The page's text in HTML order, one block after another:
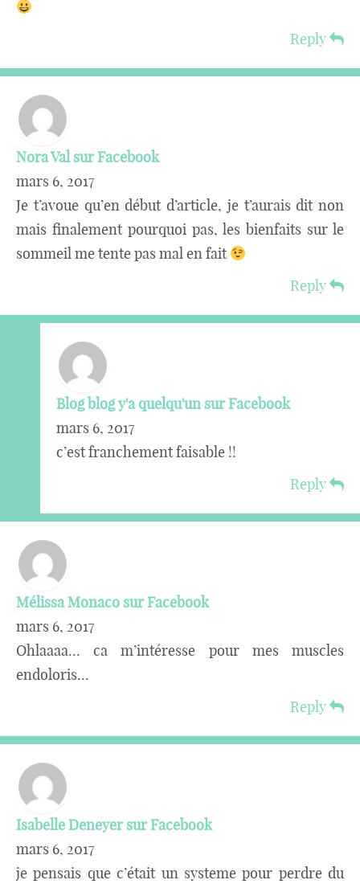
Reply
Nora Val sur Facebook
mars 6, 2017
Je t’avoue qu’en début d’article, je t’aurais dit non
mais finalement pourquoi pas, les bienfaits sur le
sommeil me tente pas mal en fait
Reply
Blog blog y'a quelqu'un sur Facebook
mars 6, 2017
c’est franchement faisable !!
Reply
Mélissa Monaco sur Facebook
mars 6, 2017
Ohlaaaa… ca m’intéresse pour mes muscles
endoloris…
Reply
Isabelle Deneyer sur Facebook
mars 6, 2017
je pensais que c’était un systeme pour perdre du